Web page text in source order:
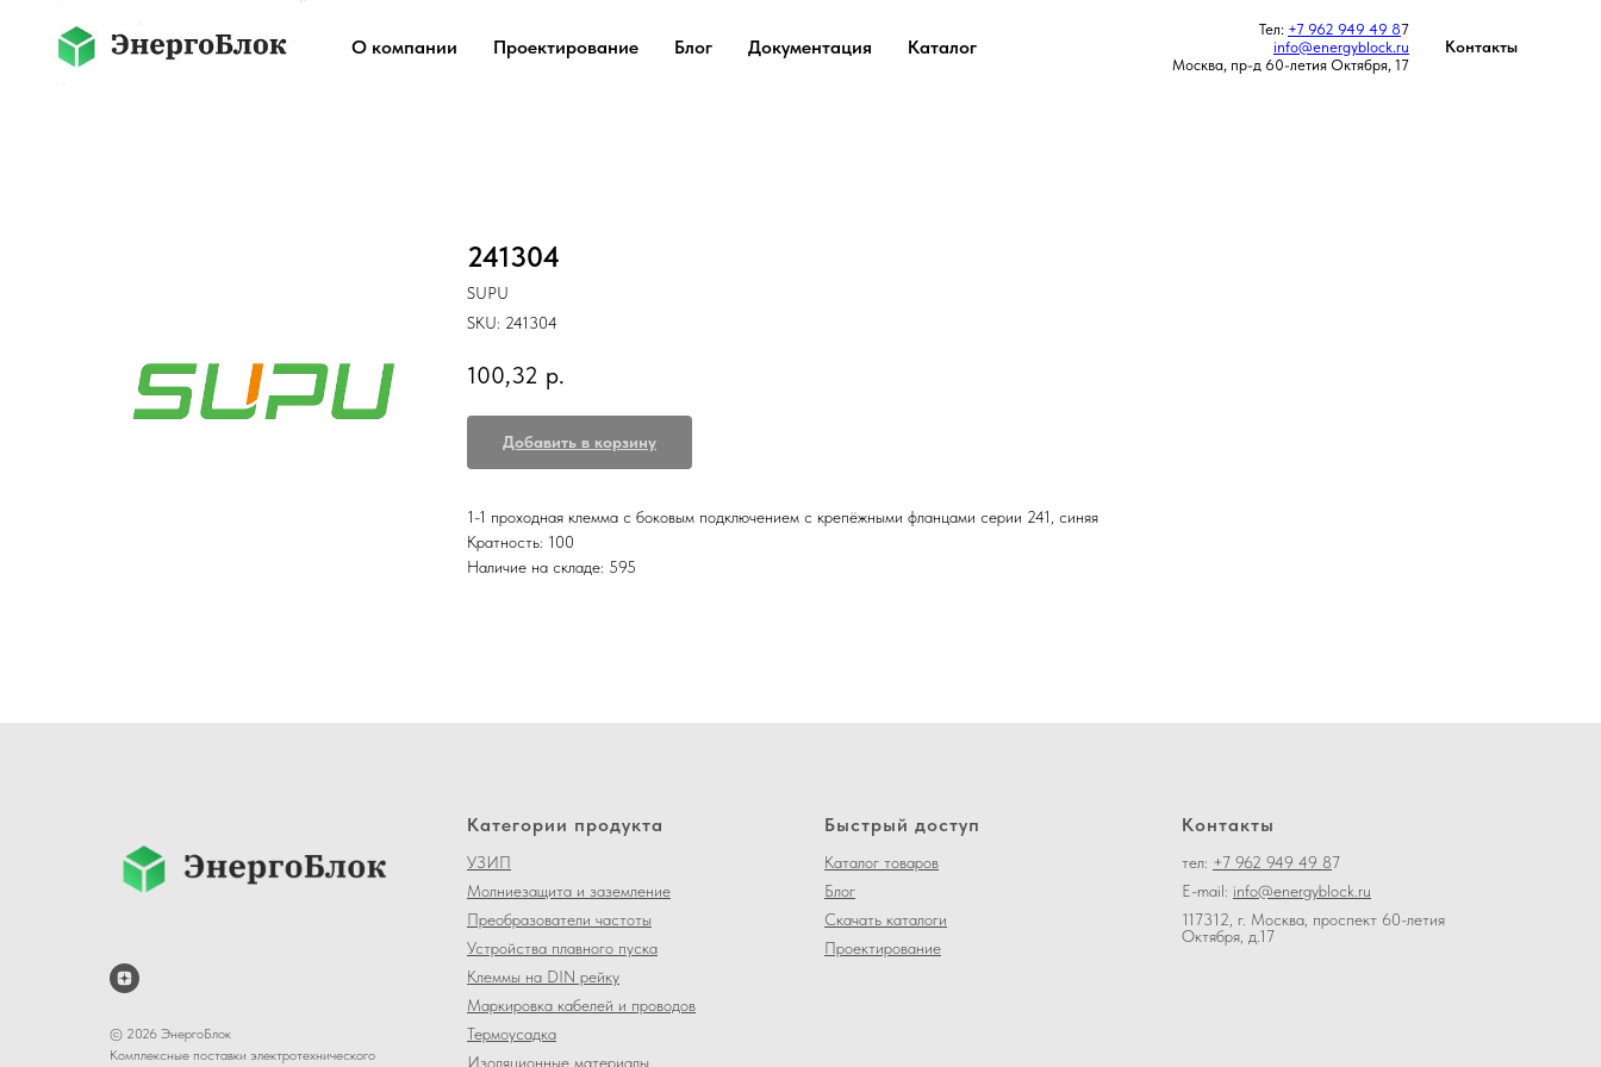
О компании Проектирование Блог Документация Каталог
Тел: +7 962 949 49 87
info@energyblock.ru
Москва, пр-д 60-летия Октября, 17
Контакты
241304
SUPU
SKU: 241304
100,32 р.
Добавить в корзину
1-1 проходная клемма с боковым подключением с крепёжными фланцами серии 241, синяя
Кратность: 100
Наличие на складе: 595
© 2026 ЭнергоБлок
Комплексные поставки электротехнического
Категории продукта
УЗИП
Молниезащита и заземление
Преобразователи частоты
Устройства плавного пуска
Клеммы на DIN рейку
Маркировка кабелей и проводов
Термоусадка
Изоляционные материалы
Быстрый доступ
Каталог товаров
Блог
Скачать каталоги
Проектирование
Контакты
тел: +7 962 949 49 87
E-mail: info@energyblock.ru
117312, г. Москва, проспект 60-летия
Октября, д.17